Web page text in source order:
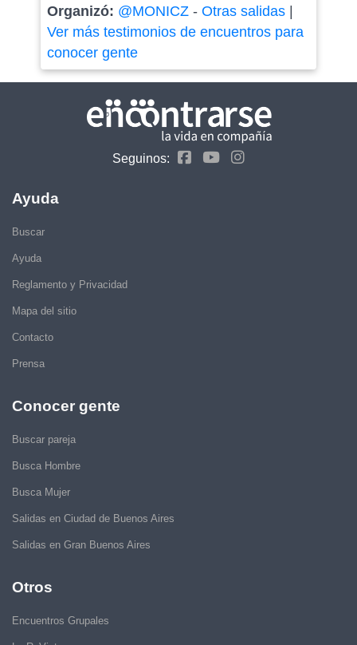
Organizó: @MONICZ- Otras salidas|
Ver más testimonios de encuentros para
conocer gente
Seguinos:
Ayuda
Buscar
Ayuda
Reglamento y Privacidad
Mapa del sitio
Contacto
Prensa
Conocer gente
Buscar pareja
Busca Hombre
Busca Mujer
Salidas en Ciudad de Buenos Aires
Salidas en Gran Buenos Aires
Otros
Encuentros Grupales